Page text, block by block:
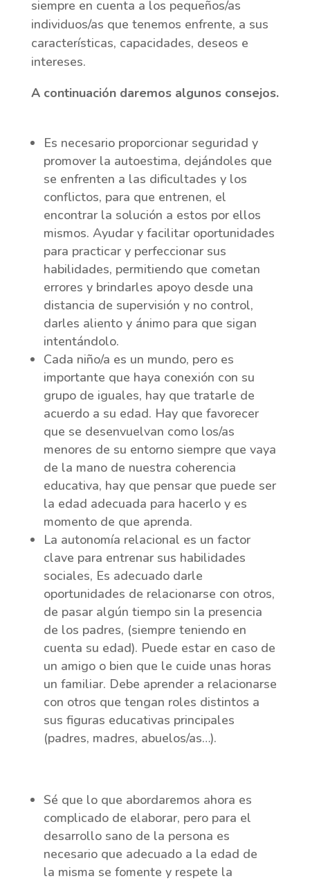
siempre en cuenta a los pequeños/as
individuos/as que tenemos enfrente, a sus
características, capacidades, deseos e
intereses.
A continuación daremos algunos consejos.
Es necesario proporcionar seguridad y
promover la autoestima, dejándoles que
se enfrenten a las dificultades y los
conflictos, para que entrenen, el
encontrar la solución a estos por ellos
mismos. Ayudar y facilitar oportunidades
para practicar y perfeccionar sus
habilidades, permitiendo que cometan
errores y brindarles apoyo desde una
distancia de supervisión y no control,
darles aliento y ánimo para que sigan
intentándolo.
Cada niño/a es un mundo, pero es
importante que haya conexión con su
grupo de iguales, hay que tratarle de
acuerdo a su edad. Hay que favorecer
que se desenvuelvan como los/as
menores de su entorno siempre que vaya
de la mano de nuestra coherencia
educativa, hay que pensar que puede ser
la edad adecuada para hacerlo y es
momento de que aprenda.
La autonomía relacional es un factor
clave para entrenar sus habilidades
sociales, Es adecuado darle
oportunidades de relacionarse con otros,
de pasar algún tiempo sin la presencia
de los padres, (siempre teniendo en
cuenta su edad). Puede estar en caso de
un amigo o bien que le cuide unas horas
un familiar. Debe aprender a relacionarse
con otros que tengan roles distintos a
sus figuras educativas principales
(padres, madres, abuelos/as…).
Sé que lo que abordaremos ahora es
complicado de elaborar, pero para el
desarrollo sano de la persona es
necesario que adecuado a la edad de
la misma se fomente y respete la